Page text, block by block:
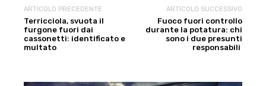
ARTICOLO PRECEDENTE
Terricciola, svuota il
furgone fuori dai
cassonetti: identificato e
multato
ARTICOLO SUCCESSIVO
Fuoco fuori controllo
durante la potatura: chi
sono i due presunti
responsabili